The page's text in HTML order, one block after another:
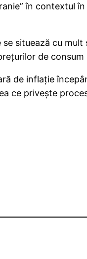
în contextul în
situează cu mult
de consum
de inflaţie
ce priveşte